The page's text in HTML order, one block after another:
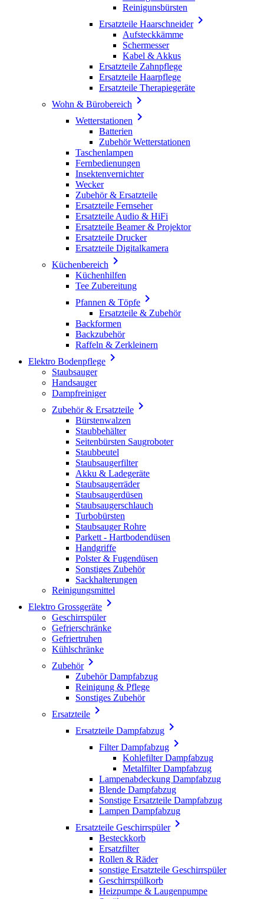
Reinigunsbürsten
Ersatzteile Haarschneider
Aufsteckkämme
Schermesser
Kabel & Akkus
Ersatzteile Zahnpflege
Ersatzteile Haarpflege
Ersatzteile Therapiegeräte
Wohn & Bürobereich 
Wetterstationen 
Batterien
Zubehör Wetterstationen
Taschenlampen
Fernbedienungen
Insektenvernichter
Wecker
Zubehör & Ersatzteile
Ersatzteile Fernseher
Ersatzteile Audio & HiFi
Ersatzteile Beamer & Projektor
Ersatzteile Drucker
Ersatzteile Digitalkamera
Küchenbereich 
Küchenhilfen
Tee Zubereitung
Pfannen & Töpfe 
Ersatzteile & Zubehör
Backformen
Backzubehör
Raffeln & Zerkleinern
Elektro Bodenpflege 
Staubsauger
Handsauger
Dampfreiniger
Zubehör & Ersatzteile 
Bürstenwalzen
Staubbehälter
Seitenbürsten Saugroboter
Staubbeutel
Staubsaugerfilter
Akku & Ladegeräte
Staubsaugerräder
Staubsaugerdüsen
Staubsaugerschlauch
Turbobürsten
Staubsauger Rohre
Parkett - Hartbodendüsen
Handgriffe
Polster & Fugendüsen
Sonstiges Zubehör
Sackhalterungen
Reinigungsmittel
Elektro Grossgeräte 
Geschirrspüler
Gefrierschränke
Gefriertruhen
Kühlschränke
Zubehör
Zubehör Dampfabzug
Reinigung & Pflege
Sonstiges Zubehör
Ersatzteile 
Ersatzteile Dampfabzug 
Filter Dampfabzug 
Kohlefilter Dampfabzug
Metalfilter Dampfabzug
Lampenabdeckung Dampfabzug
Blende Dampfabzug
Sonstige Ersatzteile Dampfabzug
Lampen Dampfabzug
Ersatzteile Geschirrspüler
Besteckkorb
Ersatzfilter
Rollen & Räder
sonstige Ersatzteile Geschirrspüler
Geschirrspülkorb
Heizpumpe & Laugenpumpe